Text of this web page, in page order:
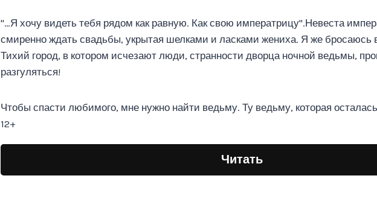
"…Я хочу видеть тебя рядом как равную. Как свою императрицу".Невеста
смиренно ждать свадьбы, укрытая шелками и ласками жениха. Я же бросаюсь
Тихий город, в котором исчезают люди, странности дворца ночной ведьмы,
разгуляться!
Чтобы спасти любимого, мне нужно найти ведьму. Ту ведьму, которая
12+
Читать